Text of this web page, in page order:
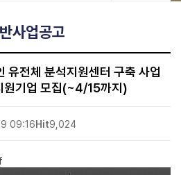
사업공고
전체 분석지원센터 구축 사업
원기업 모집(~4/15까지)
09:16Hit9,024